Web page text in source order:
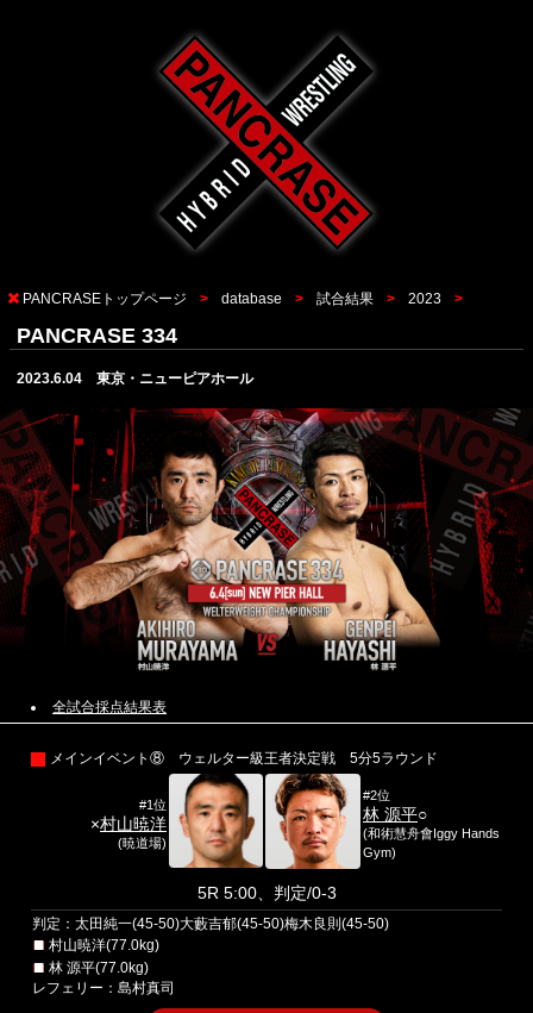
PANCRASEトップページ database 試合結果 2023
PANCRASE 334
2023.6.04 東京・ニューピアホール
全試合採点結果表
メインイベント⑧ ウェルター級王者決定戦 5分5ラウンド
#1位
×村山暁洋
(暁道場)
#2位
林 源平○
(和術慧舟會Iggy Hands
Gym)
5R 5:00、判定/0-3
判定：太田純一(45-50)大藪吉郁(45-50)梅木良則(45-50)
村山暁洋(77.0kg)
林 源平(77.0kg)
レフェリー：島村真司